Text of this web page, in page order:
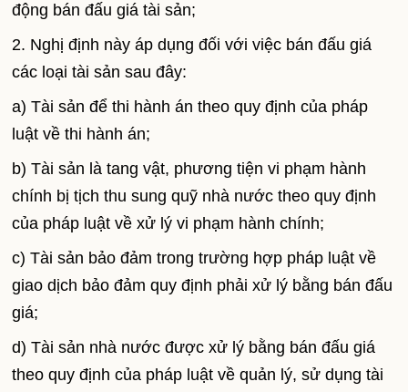
động bán đấu giá tài sản;
2. Nghị định này áp dụng đối với việc bán đấu giá
các loại tài sản sau đây:
a) Tài sản để thi hành án theo quy định của pháp
luật về thi hành án;
b) Tài sản là tang vật, phương tiện vi phạm hành
chính bị tịch thu sung quỹ nhà nước theo quy định
của pháp luật về xử lý vi phạm hành chính;
c) Tài sản bảo đảm trong trường hợp pháp luật về
giao dịch bảo đảm quy định phải xử lý bằng bán đấu
giá;
d) Tài sản nhà nước được xử lý bằng bán đấu giá
theo quy định của pháp luật về quản lý, sử dụng tài